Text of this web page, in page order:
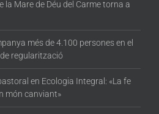
la Mare de Déu del Carme torna a
més de 4.100 persones en el
regularització
en Ecologia Integral: «La fe
món canviant»